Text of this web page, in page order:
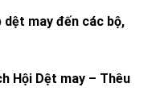
may đến các bộ,
Hội Dệt may – Thêu